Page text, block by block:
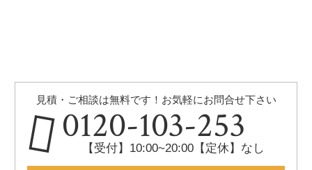
見積・ご相談は無料です！お気軽にお問合せ下さい
0120-103-253
【受付】10:00~20:00【定休】なし